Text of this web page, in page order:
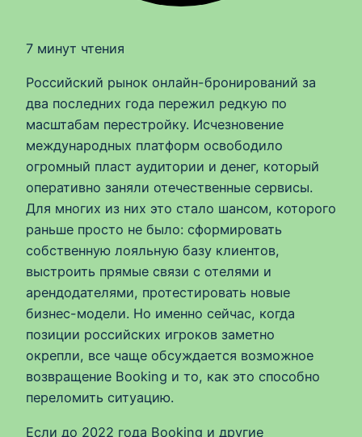
7 минут чтения
Российский рынок онлайн-бронирований за
два последних года пережил редкую по
масштабам перестройку. Исчезновение
международных платформ освободило
огромный пласт аудитории и денег, который
оперативно заняли отечественные сервисы.
Для многих из них это стало шансом, которого
раньше просто не было: сформировать
собственную лояльную базу клиентов,
выстроить прямые связи с отелями и
арендодателями, протестировать новые
бизнес-модели. Но именно сейчас, когда
позиции российских игроков заметно
окрепли, все чаще обсуждается возможное
возвращение Booking и то, как это способно
переломить ситуацию.
Если до 2022 года Booking и другие